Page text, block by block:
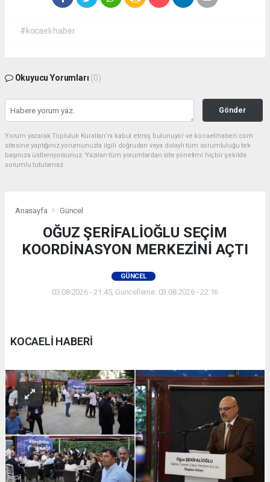
#kocaeli haber
Okuyucu Yorumları (0)
Gönder
Yorum yazarak Topluluk Kuralları’nı kabul etmiş bulunuyor ve kocaelihaberi.com
sitesine yaptığınız yorumunuzla ilgili doğrudan veya dolaylı tüm sorumluluğu tek
başınıza üstleniyorsunuz. Yazılan tüm yorumlardan site yönetimi hiçbir şekilde
sorumlu tutulamaz.
Anasayfa Güncel
OĞUZ ŞERİFALİOĞLU SEÇİM
KOORDİNASYON MERKEZİNİ AÇTI
GÜNCEL
03.08.2026 - 21:45, Güncelleme: 03.08.2026 - 22:16
KOCAELİ HABERİ